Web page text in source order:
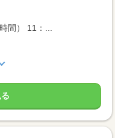
間） 11：...